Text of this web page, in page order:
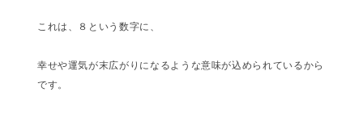
これは、８という数字に、
幸せや運気が末広がりになるような意味が込められているから
です。